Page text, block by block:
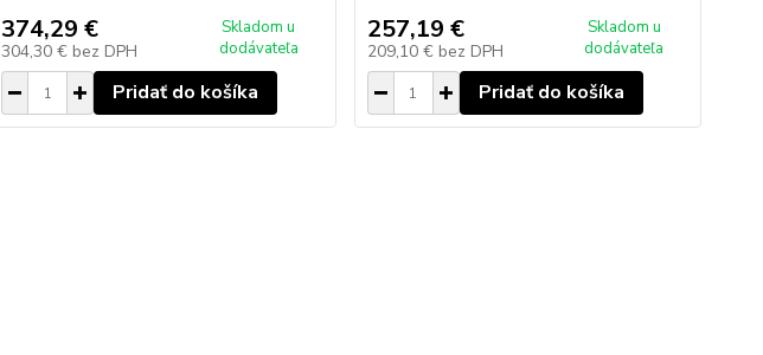
374,29 €
304,30 € bez DPH
Skladom u
dodávateľa
Pridať do košíka
257,19 €
209,10 € bez DPH
Skladom u
dodávateľa
Pridať do košíka